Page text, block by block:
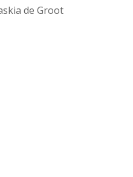
de Groot